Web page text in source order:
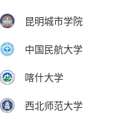
昆明城市学院
中国民航大学
喀什大学
西北师范大学